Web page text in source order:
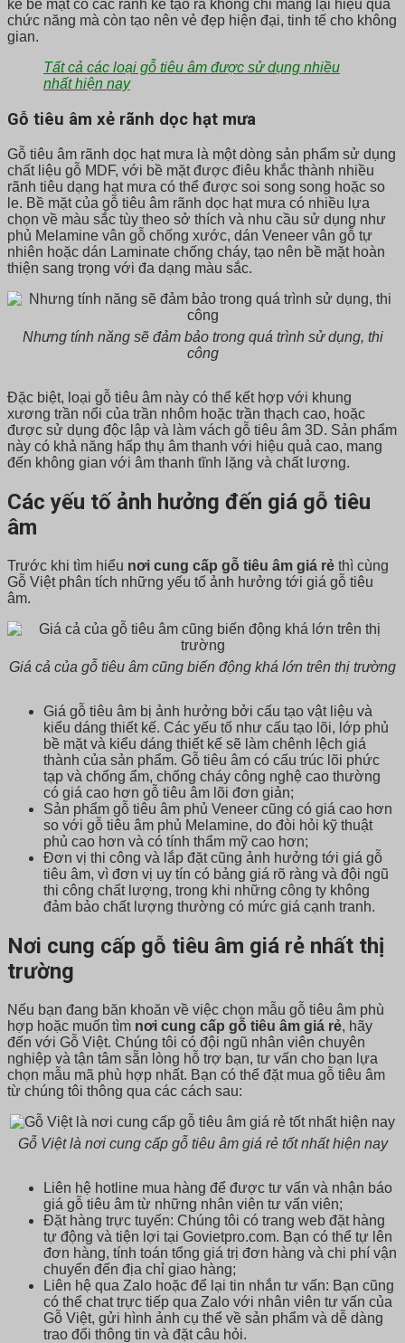
kế bề mặt có các rãnh kẻ tạo ra không chỉ mang lại hiệu quả
chức năng mà còn tạo nên vẻ đẹp hiện đại, tinh tế cho không
gian.
Tất cả các loại gỗ tiêu âm được sử dụng nhiều
nhất hiện nay
Gỗ tiêu âm xẻ rãnh dọc hạt mưa
Gỗ tiêu âm rãnh dọc hạt mưa là một dòng sản phẩm sử dụng
chất liệu gỗ MDF, với bề mặt được điêu khắc thành nhiều
rãnh tiêu dạng hạt mưa có thể được soi song song hoặc so
le. Bề mặt của gỗ tiêu âm rãnh dọc hạt mưa có nhiều lựa
chọn về màu sắc tùy theo sở thích và nhu cầu sử dụng như
phủ Melamine vân gỗ chống xước, dán Veneer vân gỗ tự
nhiên hoặc dán Laminate chống cháy, tạo nên bề mặt hoàn
thiện sang trọng với đa dạng màu sắc.
Nhưng tính năng sẽ đảm bảo trong quá trình sử dụng, thi
công
Đặc biệt, loại gỗ tiêu âm này có thể kết hợp với khung
xương trần nổi của trần nhôm hoặc trần thạch cao, hoặc
được sử dụng độc lập và làm vách gỗ tiêu âm 3D. Sản phẩm
này có khả năng hấp thụ âm thanh với hiệu quả cao, mang
đến không gian với âm thanh tĩnh lặng và chất lượng.
Các yếu tố ảnh hưởng đến giá gỗ tiêu
âm
Trước khi tìm hiểu nơi cung cấp gỗ tiêu âm giá rẻ thì cùng
Gỗ Việt phân tích những yếu tố ảnh hưởng tới giá gỗ tiêu
âm.
Giá cả của gỗ tiêu âm cũng biến động khá lớn trên thị trường
Giá gỗ tiêu âm bị ảnh hưởng bởi cấu tạo vật liệu và
kiểu dáng thiết kế. Các yếu tố như cấu tạo lõi, lớp phủ
bề mặt và kiểu dáng thiết kế sẽ làm chênh lệch giá
thành của sản phẩm. Gỗ tiêu âm có cấu trúc lõi phức
tạp và chống ẩm, chống cháy công nghệ cao thường
có giá cao hơn gỗ tiêu âm lõi đơn giản;
Sản phẩm gỗ tiêu âm phủ Veneer cũng có giá cao hơn
so với gỗ tiêu âm phủ Melamine, do đòi hỏi kỹ thuật
phủ cao hơn và có tính thẩm mỹ cao hơn;
Đơn vị thi công và lắp đặt cũng ảnh hưởng tới giá gỗ
tiêu âm, vì đơn vị uy tín có bảng giá rõ ràng và đội ngũ
thi công chất lượng, trong khi những công ty không
đảm bảo chất lượng thường có mức giá cạnh tranh.
Nơi cung cấp gỗ tiêu âm giá rẻ nhất thị
trường
Nếu bạn đang băn khoăn về việc chọn mẫu gỗ tiêu âm phù
hợp hoặc muốn tìm nơi cung cấp gỗ tiêu âm giá rẻ, hãy
đến với Gỗ Việt. Chúng tôi có đội ngũ nhân viên chuyên
nghiệp và tận tâm sẵn lòng hỗ trợ bạn, tư vấn cho bạn lựa
chọn mẫu mã phù hợp nhất. Bạn có thể đặt mua gỗ tiêu âm
từ chúng tôi thông qua các cách sau:
Gỗ Việt là nơi cung cấp gỗ tiêu âm giá rẻ tốt nhất hiện nay
Liên hệ hotline mua hàng để được tư vấn và nhận báo
giá gỗ tiêu âm từ những nhân viên tư vấn viên;
Đặt hàng trực tuyến: Chúng tôi có trang web đặt hàng
tự động và tiện lợi tại Govietpro.com. Bạn có thể tự lên
đơn hàng, tính toán tổng giá trị đơn hàng và chi phí vận
chuyển đến địa chỉ giao hàng;
Liên hệ qua Zalo hoặc để lại tin nhắn tư vấn: Bạn cũng
có thể chat trực tiếp qua Zalo với nhân viên tư vấn của
Gỗ Việt, gửi hình ảnh cụ thể về sản phẩm và dễ dàng
trao đổi thông tin và đặt câu hỏi.